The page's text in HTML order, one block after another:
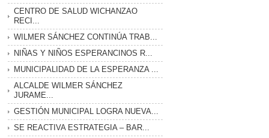
CENTRO DE SALUD WICHANZAO
RECI...
WILMER SÁNCHEZ CONTINÚA TRAB...
NIÑAS Y NIÑOS ESPERANCINOS R...
MUNICIPALIDAD DE LA ESPERANZA ...
ALCALDE WILMER SÁNCHEZ
JURAME...
GESTIÓN MUNICIPAL LOGRA NUEVA...
SE REACTIVA ESTRATEGIA – BAR...